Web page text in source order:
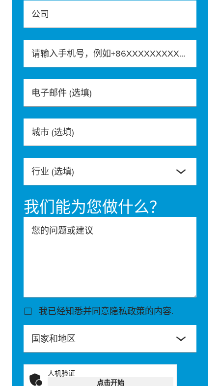
公司
请输入手机号，例如+86XXXXXXXXXXX
电子邮件 (选填)
城市 (选填)
行业 (选填)
我们能为您做什么？
您的问题或建议
我已经知悉并同意隐私政策的内容.
国家和地区
人机验证
点击开始